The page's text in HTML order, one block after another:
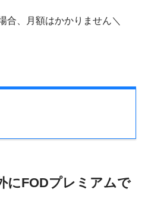
合、月額はかかりません＼
にFODプレミアムで